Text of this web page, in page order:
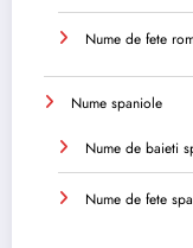
Nume de fete
Nume spaniole
Nume de baieti
Nume de fete